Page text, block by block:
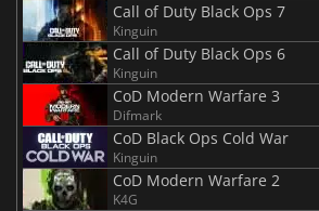
Call of Duty Black Ops 7
Kinguin
Call of Duty Black Ops 6
Kinguin
CoD Modern Warfare 3
Difmark
CoD Black Ops Cold War
Kinguin
CoD Modern Warfare 2
K4G